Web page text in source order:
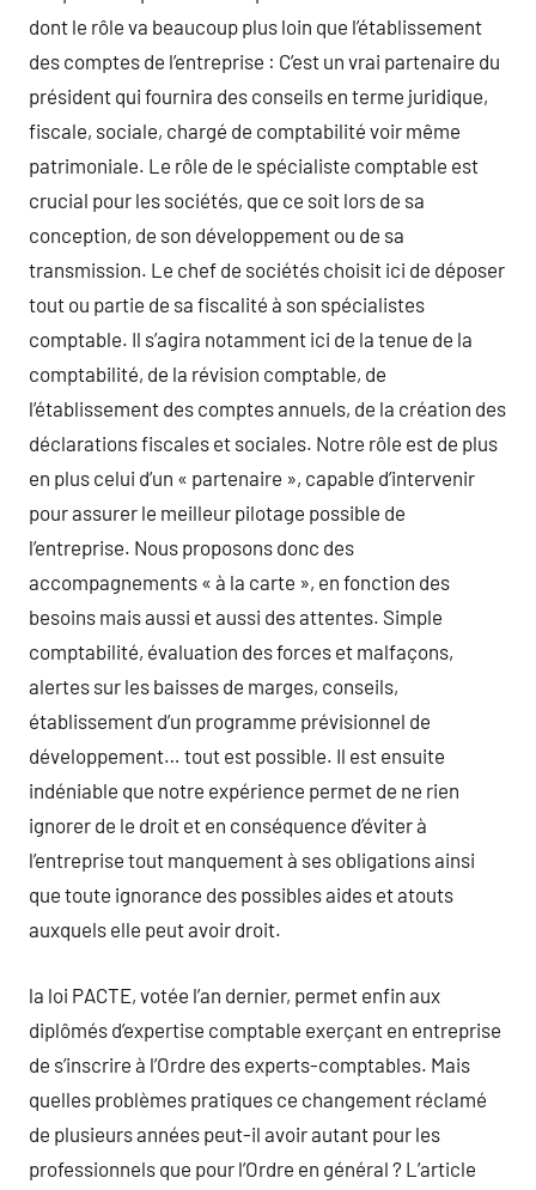
dont le rôle va beaucoup plus loin que l’établissement
des comptes de l’entreprise : C’est un vrai partenaire du
président qui fournira des conseils en terme juridique,
fiscale, sociale, chargé de comptabilité voir même
patrimoniale. Le rôle de le spécialiste comptable est
crucial pour les sociétés, que ce soit lors de sa
conception, de son développement ou de sa
transmission. Le chef de sociétés choisit ici de déposer
tout ou partie de sa fiscalité à son spécialistes
comptable. Il s’agira notamment ici de la tenue de la
comptabilité, de la révision comptable, de
l’établissement des comptes annuels, de la création des
déclarations fiscales et sociales. Notre rôle est de plus
en plus celui d’un « partenaire », capable d’intervenir
pour assurer le meilleur pilotage possible de
l’entreprise. Nous proposons donc des
accompagnements « à la carte », en fonction des
besoins mais aussi et aussi des attentes. Simple
comptabilité, évaluation des forces et malfaçons,
alertes sur les baisses de marges, conseils,
établissement d’un programme prévisionnel de
développement… tout est possible. Il est ensuite
indéniable que notre expérience permet de ne rien
ignorer de le droit et en conséquence d’éviter à
l’entreprise tout manquement à ses obligations ainsi
que toute ignorance des possibles aides et atouts
auxquels elle peut avoir droit.
la loi PACTE, votée l’an dernier, permet enfin aux
diplômés d’expertise comptable exerçant en entreprise
de s’inscrire à l’Ordre des experts-comptables. Mais
quelles problèmes pratiques ce changement réclamé
de plusieurs années peut-il avoir autant pour les
professionnels que pour l’Ordre en général ? L’article